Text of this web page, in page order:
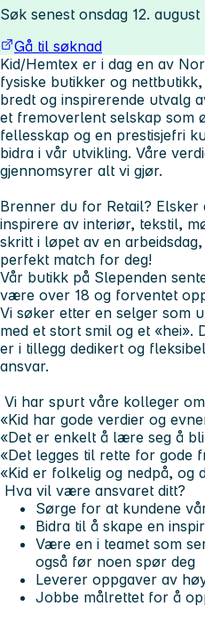
Søk senest onsdag 12. august
Gå til søknad
Kid/Hemtex er i dag en av
fysiske butikker og
bredt og inspirerende utvalg
et fremoverlent selskap som
fellesskap og en prestisjefri
bidra i vår utvikling. Våre
gjennomsyrer alt vi gjør.
Brenner du for Retail?
inspirere av interiør, tekstil,
skritt i løpet av en
perfekt match for deg!
Vår butikk på Slependen
være over 18 og forventet
Vi søker etter en selger som
med et stort smil og et
er i tillegg dedikert og
ansvar.
Vi har spurt våre kolleger
«Kid har gode verdier og
«Det er enkelt å lære seg å
«Det legges til rette for gode
«Kid er folkelig og nedpå, og
Hva vil være ansvaret ditt?
Sørge for at kundene
Bidra til å skape en
Være en i teamet som
også før noen spør deg
Leverer oppgaver av
Jobbe målrettet for å